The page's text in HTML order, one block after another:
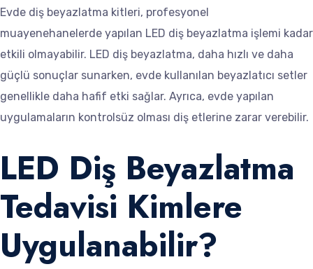
Evde diş beyazlatma kitleri, profesyonel
muayenehanelerde yapılan LED diş beyazlatma işlemi kadar
etkili olmayabilir. LED diş beyazlatma, daha hızlı ve daha
güçlü sonuçlar sunarken, evde kullanılan beyazlatıcı setler
genellikle daha hafif etki sağlar. Ayrıca, evde yapılan
uygulamaların kontrolsüz olması diş etlerine zarar verebilir.
LED Diş Beyazlatma
Tedavisi Kimlere
Uygulanabilir?